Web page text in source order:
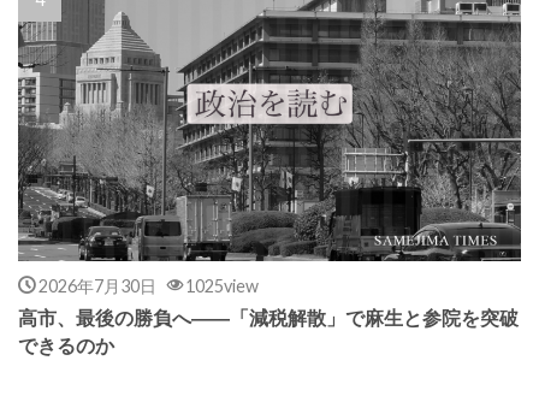
2026年7月30日 1025view
高市、最後の勝負へ――「減税解散」で麻生と参院を突破
できるのか